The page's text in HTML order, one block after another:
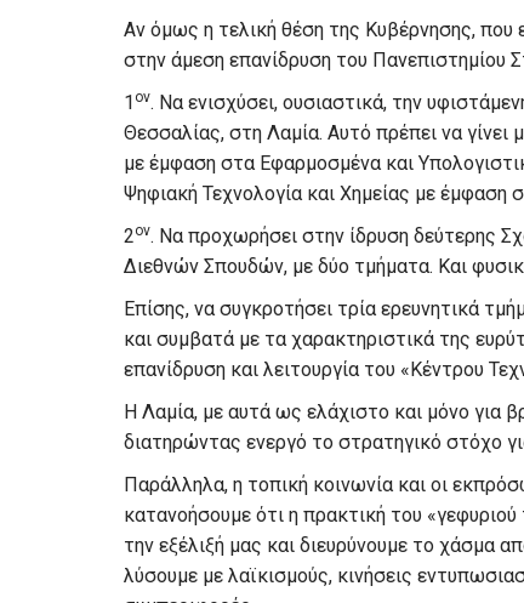
Αν όμως η τελική θέση της Κυβέρνησης, που
στην άμεση επανίδρυση του Πανεπιστημίου
1 ον. Να ενισχύσει, ουσιαστικά, την
Θεσσαλίας, στη Λαμία. Αυτό πρέπει να
με έμφαση στα Εφαρμοσμένα και
Ψηφιακή Τεχνολογία και Χημείας με έμφαση
2ον. Να προχωρήσει στην ίδρυση δεύτερης
Διεθνών Σπουδών, με δύο τμήματα. Και
Επίσης, να συγκροτήσει τρία ερευνητικά
και συμβατά με τα χαρακτηριστικά της
επανίδρυση και λειτουργία του «Κέντρου
Η Λαμία, με αυτά ως ελάχιστο και μόνο για
διατηρώντας ενεργό το στρατηγικό στόχο
Παράλληλα, η τοπική κοινωνία και οι
κατανοήσουμε ότι η πρακτική του
την εξέλιξή μας και διευρύνουμε το χάσμα
λύσουμε με λαϊκισμούς, κινήσεις